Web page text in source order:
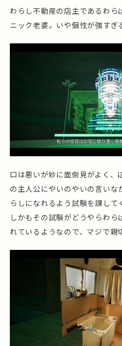
わらし不動産の店主であるわら
ニック老婆。いや個性が強すぎ
口は悪いが妙に面倒見がよく、
の主人公にやいのやいの言いな
らしになれるよう試験を課して
しかもその試験がどうやらわら
れているようなので、マジで親